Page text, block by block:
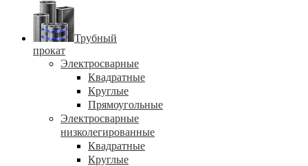
Трубный
прокат
Электросварные
Квадратные
Круглые
Прямоугольные
Электросварные
низколегированные
Квадратные
Круглые